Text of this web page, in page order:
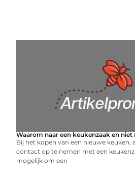
Waarom naar een keukenzaak en niet
Bij het kopen van een nieuwe keuken,
contact op te nemen met een
mogelijk om een